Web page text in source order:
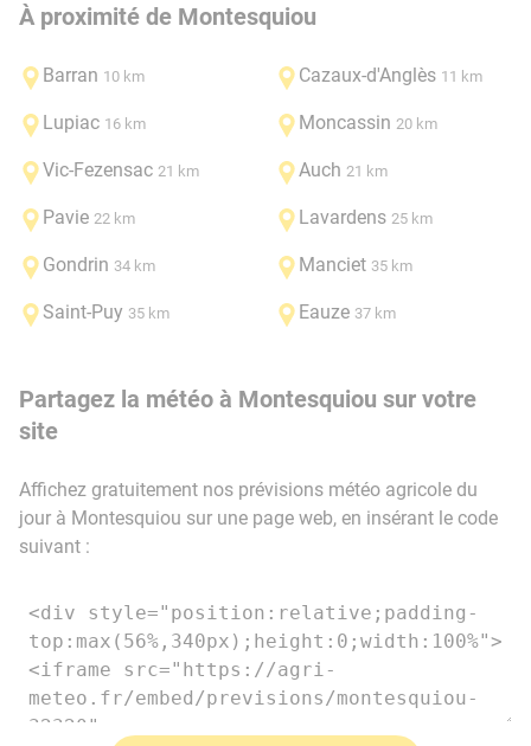
À proximité de Montesquiou
Barran 10 km Cazaux-d'Anglès 11 km
Lupiac 16 km Moncassin 20 km
Vic-Fezensac 21 km Auch 21 km
Pavie 22 km Lavardens 25 km
Gondrin 34 km Manciet 35 km
Saint-Puy 35 km Eauze 37 km
Partagez la météo à Montesquiou sur votre
site
Affichez gratuitement nos prévisions météo agricole du
jour à Montesquiou sur une page web, en insérant le code
suivant :